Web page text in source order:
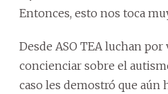
Entonces, esto nos toca
Desde ASO TEA luchan
concienciar sobre el
caso les demostró que aún